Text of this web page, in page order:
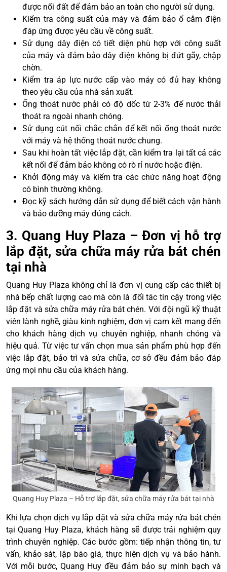
được nối đất để đảm bảo an toàn cho người sử dụng.
Kiểm tra công suất của máy và đảm bảo ổ cắm điện
đáp ứng được yêu cầu về công suất.
Sử dụng dây điện có tiết diện phù hợp với công suất
của máy và đảm bảo dây điện không bị đứt gãy, chập
chờn.
Kiểm tra áp lực nước cấp vào máy có đủ hay không
theo yêu cầu của nhà sản xuất.
Ống thoát nước phải có độ dốc từ 2-3% để nước thải
thoát ra ngoài nhanh chóng.
Sử dụng cút nối chắc chắn để kết nối ống thoát nước
với máy và hệ thống thoát nước chung.
Sau khi hoàn tất việc lắp đặt, cần kiểm tra lại tất cả các
kết nối để đảm bảo không có rò rỉ nước hoặc điện.
Khởi động máy và kiểm tra các chức năng hoạt động
có bình thường không.
Đọc kỹ sách hướng dẫn sử dụng để biết cách vận hành
và bảo dưỡng máy đúng cách.
3. Quang Huy Plaza – Đơn vị hỗ trợ
lắp đặt, sửa chữa máy rửa bát chén
tại nhà
Quang Huy Plaza không chỉ là đơn vị cung cấp các thiết bị
nhà bếp chất lượng cao mà còn là đối tác tin cậy trong việc
lắp đặt và sửa chữa máy rửa bát chén. Với đội ngũ kỹ thuật
viên lành nghề, giàu kinh nghiệm, đơn vị cam kết mang đến
cho khách hàng dịch vụ chuyên nghiệp, nhanh chóng và
hiệu quả. Từ việc tư vấn chọn mua sản phẩm phù hợp đến
việc lắp đặt, bảo trì và sửa chữa, cơ sở đều đảm bảo đáp
ứng mọi nhu cầu của khách hàng.
Quang Huy Plaza – Hỗ trợ lắp đặt, sửa chữa máy rửa bát tại nhà
Khi lựa chọn dịch vụ lắp đặt và sửa chữa máy rửa bát chén
tại Quang Huy Plaza, khách hàng sẽ được trải nghiệm quy
trình chuyên nghiệp. Các bước gồm: tiếp nhận thông tin, tư
vấn, khảo sát, lập báo giá, thực hiện dịch vụ và bảo hành.
Với mỗi bước, Quang Huy đều đảm bảo sự minh bạch và